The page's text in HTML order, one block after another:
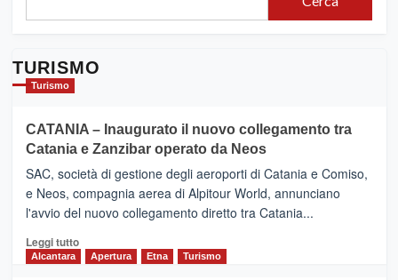
TURISMO
Turismo
CATANIA – Inaugurato il nuovo collegamento tra
Catania e Zanzibar operato da Neos
SAC, società di gestione degli aeroporti di Catania e Comiso,
e Neos, compagnia aerea di Alpitour World, annunciano
l'avvio del nuovo collegamento diretto tra Catania...
Leggi tuttoLeggi
Alcantara Apertura Etna Turismo